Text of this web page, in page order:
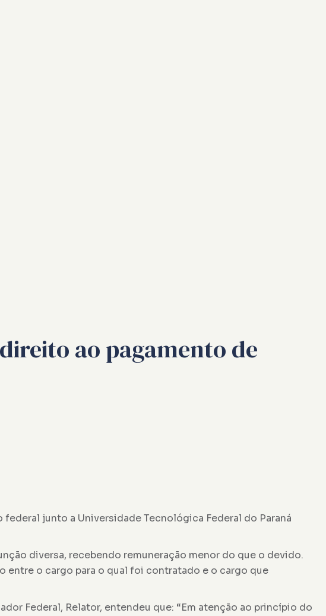
ao pagamento de
junto a Universidade Tecnológica Federal do Paraná
diversa, recebendo remuneração menor do que o devido.
entre o cargo para o qual foi contratado e o cargo que
Federal, Relator, entendeu que: “Em atenção ao princípio do